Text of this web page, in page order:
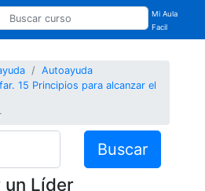
Mi Aula
Facil
Autoayuda
15 Principios para alcanzar el
Buscar
un Líder